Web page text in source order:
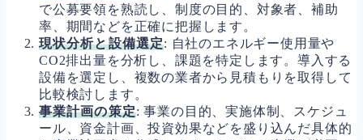
で公募要領を熟読し、制度の目的、対象者、補助
率、期間などを正確に把握します。
現状分析と設備選定: 自社のエネルギー使用量や
CO2排出量を分析し、課題を特定します。導入する
設備を選定し、複数の業者から見積もりを取得して
比較検討します。
事業計画の策定: 事業の目的、実施体制、スケジュ
ール、資金計画、投資効果などを盛り込んだ具体的